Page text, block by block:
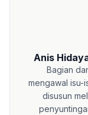
Anis
Bagian
mengawal isu-
disusun